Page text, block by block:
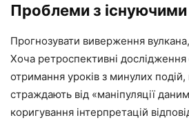
Проблеми з
Прогнозувати виверження
Хоча ретроспективні
отримання уроків з минулих
страждають від «маніпуляції
коригування інтерпретацій